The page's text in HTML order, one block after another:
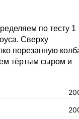
по тесту 1
Сверху
порезанную
тёртым сыром и